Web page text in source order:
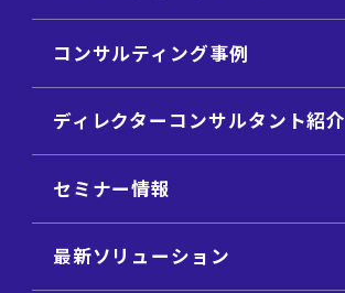
コンサルティング事例
ディレクターコンサルタント紹介
セミナー情報
最新ソリューション